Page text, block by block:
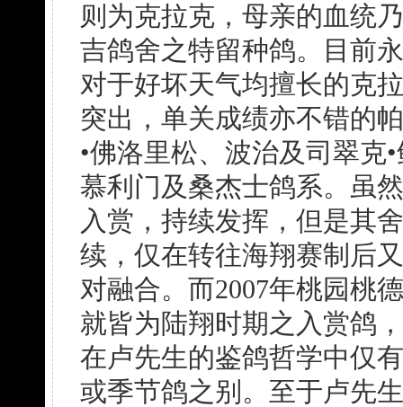
则为克拉克，母亲的血统
吉鸽舍之特留种鸽。目前
对于好坏天气均擅长的克
突出，单关成绩亦不错的
•佛洛里松、波治及司翠克
慕利门及桑杰士鸽系。虽
入赏，持续发挥，但是其
续，仅在转往海翔赛制后
对融合。而2007年桃园桃
就皆为陆翔时期之入赏鸽
在卢先生的鉴鸽哲学中仅
或季节鸽之别。至于卢先